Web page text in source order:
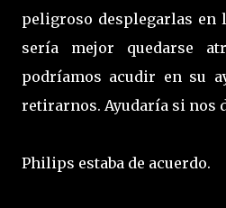
peligroso desplegarlas en
sería mejor quedarse
podríamos acudir en su
retirarnos. Ayudaría si nos
Philips estaba de acuerdo.